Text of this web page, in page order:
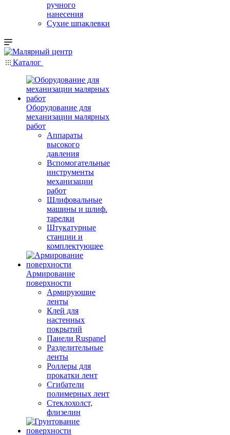
ручного
нанесения
Сухие шпаклевки
Каталог
Оборудование для
механизации малярных
работ
Аппараты
высокого
давления
Вспомогательные
инструменты
механизации
работ
Шлифовальные
машины и шлиф.
тарелки
Штукатурные
станции и
комплектующее
Армирование
поверхности
Армирующие
ленты
Клей для
настенных
покрытий
Панели Ruspanel
Разделительные
ленты
Роллеры для
прокатки лент
Сгибатели
полимерных лент
Стеклохолст,
флизелин